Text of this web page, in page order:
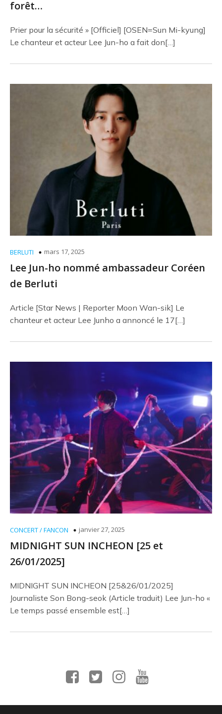
forêt…
Prier pour la sécurité » [Officiel] [OSEN=Sun Mi-kyung]
Le chanteur et acteur Lee Jun-ho a fait don[…]
BERLUTI mars 17, 2025
Lee Jun-ho nommé ambassadeur Coréen
de Berluti
Article [Star News | Reporter Moon Wan-sik] Le
chanteur et acteur Lee Junho a annoncé le 17[…]
CONCERT / FANCON janvier 27, 2025
MIDNIGHT SUN INCHEON [25 et
26/01/2025]
MIDNIGHT SUN INCHEON [25&26/01/2025]
Journaliste Son Bong-seok (Article traduit) Lee Jun-ho «
Le temps passé ensemble est[…]